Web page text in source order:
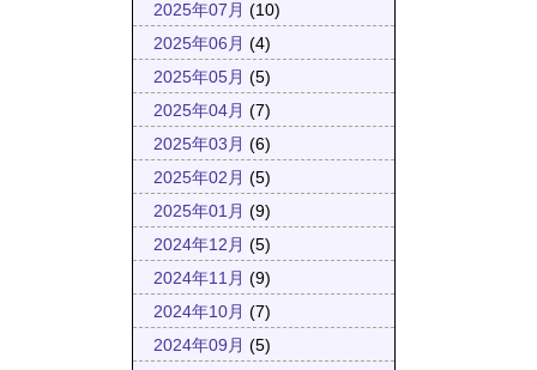
2025年07月 (10)
2025年06月 (4)
2025年05月 (5)
2025年04月 (7)
2025年03月 (6)
2025年02月 (5)
2025年01月 (9)
2024年12月 (5)
2024年11月 (9)
2024年10月 (7)
2024年09月 (5)